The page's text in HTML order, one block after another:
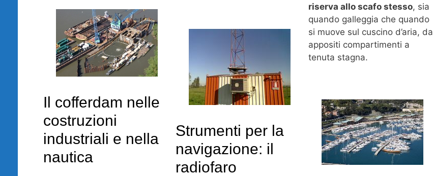
riserva allo scafo stesso, sia
quando galleggia che quando
si muove sul cuscino d’aria, da
appositi compartimenti a
tenuta stagna.
Il cofferdam nelle
costruzioni
industriali e nella
nautica
Strumenti per la
navigazione: il
radiofaro